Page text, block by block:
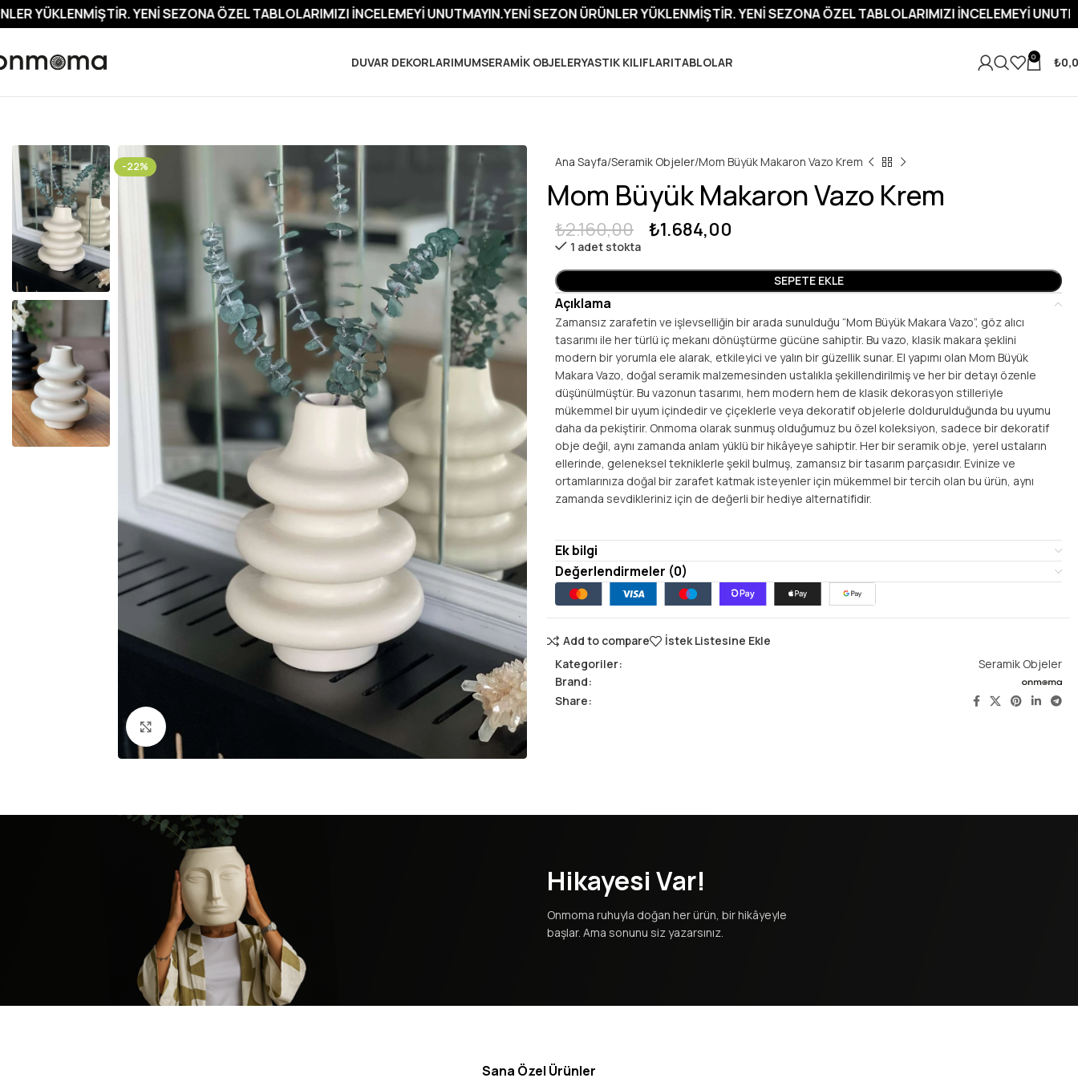
YENI SEZONA ÖZEL TABLOLARIMIZI İNCELEMEYI UNUTMAYIN.YENI SEZON ÜRÜNLER YÜKLENMIŞTIR. YENI SEZONA ÖZEL TABLOLARIMIZI İNCELEMEYI UNUTMAYIN.YENI
DUVAR DEKORLARIMUMSERAMIK OBJELERYASTIK KILIFLARITABLOLAR 0 ₺
-22% Ana Sayfa Seramik Objeler Mom Büyük Makaron Vazo Krem
Mom Büyük Makaron Vazo Krem
₺2.160,00 ₺1.684,00
1 adet stokta
SEPETE EKLE
Açıklama
Zamansız zarafetin ve işlevselliğin bir arada sunulduğu “Mom Büyük Makara Vazo”, göz alıcı
tasarımı ile her türlü iç mekanı dönüştürme gücüne sahiptir. Bu vazo, klasik makara şeklini
modern bir yorumla ele alarak, etkileyici ve yalın bir güzellik sunar. El yapımı olan Mom Büyük
Makara Vazo, doğal seramik malzemesinden ustalıkla şekillendirilmiş ve her bir detayı özenle
düşünülmüştür. Bu vazonun tasarımı, hem modern hem de klasik dekorasyon stilleriyle
mükemmel bir uyum içindedir ve çiçeklerle veya dekoratif objelerle doldurulduğunda bu uyumu
daha da pekiştirir. Onmoma olarak sunmuş olduğumuz bu özel koleksiyon, sadece bir dekoratif
obje değil, aynı zamanda anlam yüklü bir hikâyeye sahiptir. Her bir seramik obje, yerel ustaların
ellerinde, geleneksel tekniklerle şekil bulmuş, zamansız bir tasarım parçasıdır. Evinize ve
ortamlarınıza doğal bir zarafet katmak isteyenler için mükemmel bir tercih olan bu ürün, aynı
zamanda sevdikleriniz için de değerli bir hediye alternatifidir.
Ek bilgi
Değerlendirmeler (0)
Add to compare
İstek Listesine Ekle
Kategoriler:
Seramik Objeler
Brand:
Share:
Hikayesi Var!
Onmoma ruhuyla doğan her ürün, bir hikâyeyle
başlar. Ama sonunu siz yazarsınız.
Sana Özel Ürünler